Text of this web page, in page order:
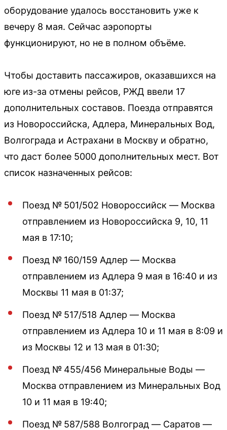
оборудование удалось восстановить уже к
вечеру 8 мая. Сейчас аэропорты
функционируют, но не в полном объёме.
Чтобы доставить пассажиров, оказавшихся на
юге из-за отмены рейсов, РЖД ввели 17
дополнительных составов. Поезда отправятся
из Новороссийска, Адлера, Минеральных Вод,
Волгограда и Астрахани в Москву и обратно,
что даст более 5000 дополнительных мест. Вот
список назначенных рейсов:
Поезд № 501/502 Новороссийск — Москва
отправлением из Новороссийска 9, 10, 11
мая в 17:10;
Поезд № 160/159 Адлер — Москва
отправлением из Адлера 9 мая в 16:40 и из
Москвы 11 мая в 01:37;
Поезд № 517/518 Адлер — Москва
отправлением из Адлера 10 и 11 мая в 8:09 и
из Москвы 12 и 13 мая в 01:30;
Поезд № 455/456 Минеральные Воды —
Москва отправлением из Минеральных Вод
10 и 11 мая в 19:40;
Поезд № 587/588 Волгоград — Саратов —